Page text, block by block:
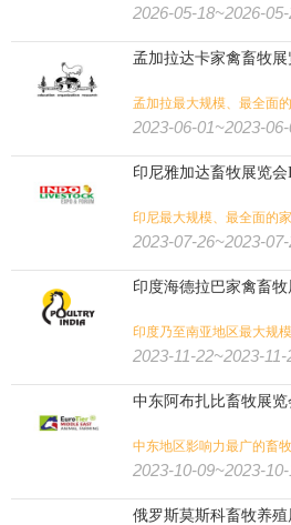
2026-05-18~2026-05-
孟加拉达卡家禽畜牧展
孟加拉最大规模、最全面
2023-06-01~2023-06-
印尼雅加达畜牧展览
印尼最大规模、最全面的
2023-07-26~2023-
印度海德拉巴家禽畜
印度乃至南亚地区最大规
2023-11-22~2023-11-
中东阿布扎比畜牧展览
中东地区影响力最广的畜
2023-10-09~2023-
俄罗斯莫斯科畜牧养殖